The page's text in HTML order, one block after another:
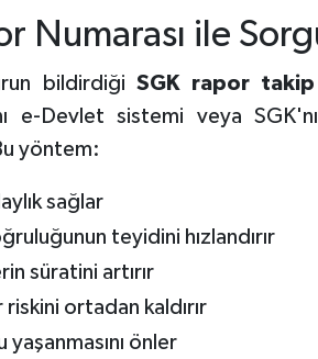
Numarası ile
bildirdiğiSGK rapor takip
e-Devlet sistemi veya
yöntem:
sağlar
teyidini hızlandırır
süratini artırır
ortadan kaldırır
yaşanmasını önler